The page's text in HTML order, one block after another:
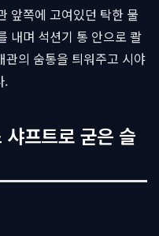
앞쪽에 고여있던 탁한 물
내며 석션기 통 안으로 콸
의 숨통을 틔워주고 시야
.
프트로 굳은 슬